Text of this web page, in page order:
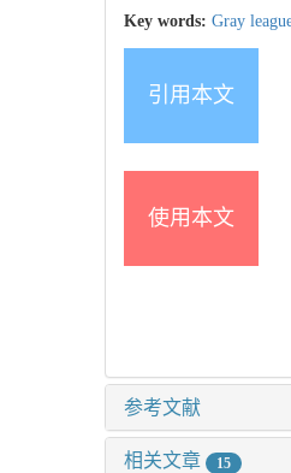
Key words: Gray
引用本文
使用本文
参考文献
相关文章 15